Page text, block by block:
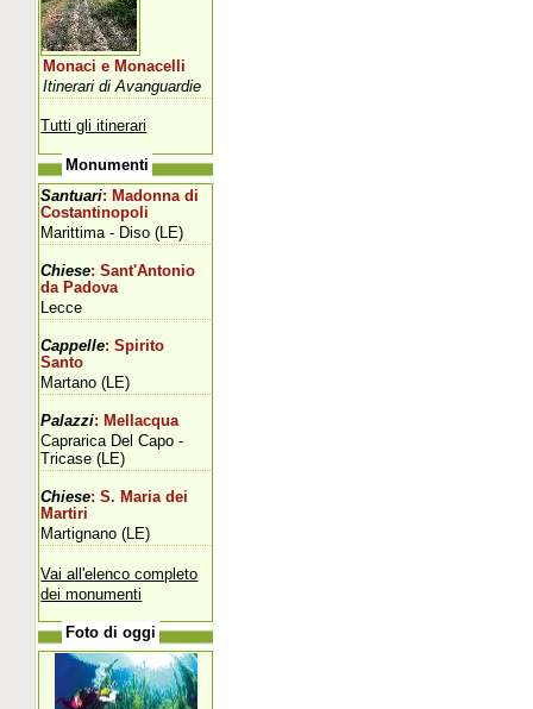
Monaci e Monacelli
Itinerari di Avanguardie
Tutti gli itinerari
Monumenti
Santuari: Madonna di
Costantinopoli
Marittima - Diso (LE)
Chiese: Sant'Antonio
da Padova
Lecce
Cappelle: Spirito
Santo
Martano (LE)
Palazzi: Mellacqua
Caprarica Del Capo -
Tricase (LE)
Chiese: S. Maria dei
Martiri
Martignano (LE)
Vai all'elenco completo
dei monumenti
Foto di oggi